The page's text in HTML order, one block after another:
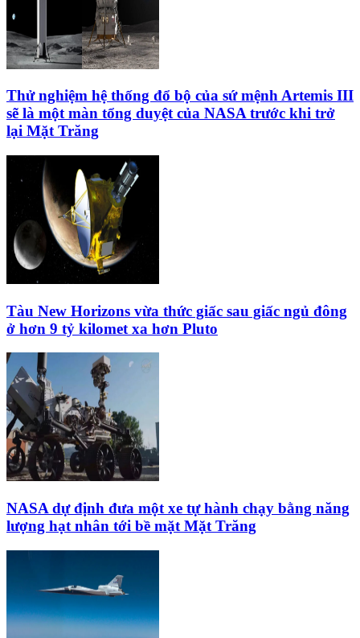
Thử nghiệm hệ thống đổ bộ của sứ mệnh Artemis III
sẽ là một màn tổng duyệt của NASA trước khi trở
lại Mặt Trăng
Tàu New Horizons vừa thức giấc sau giấc ngủ đông
ở hơn 9 tỷ kilomet xa hơn Pluto
NASA dự định đưa một xe tự hành chạy bằng năng
lượng hạt nhân tới bề mặt Mặt Trăng